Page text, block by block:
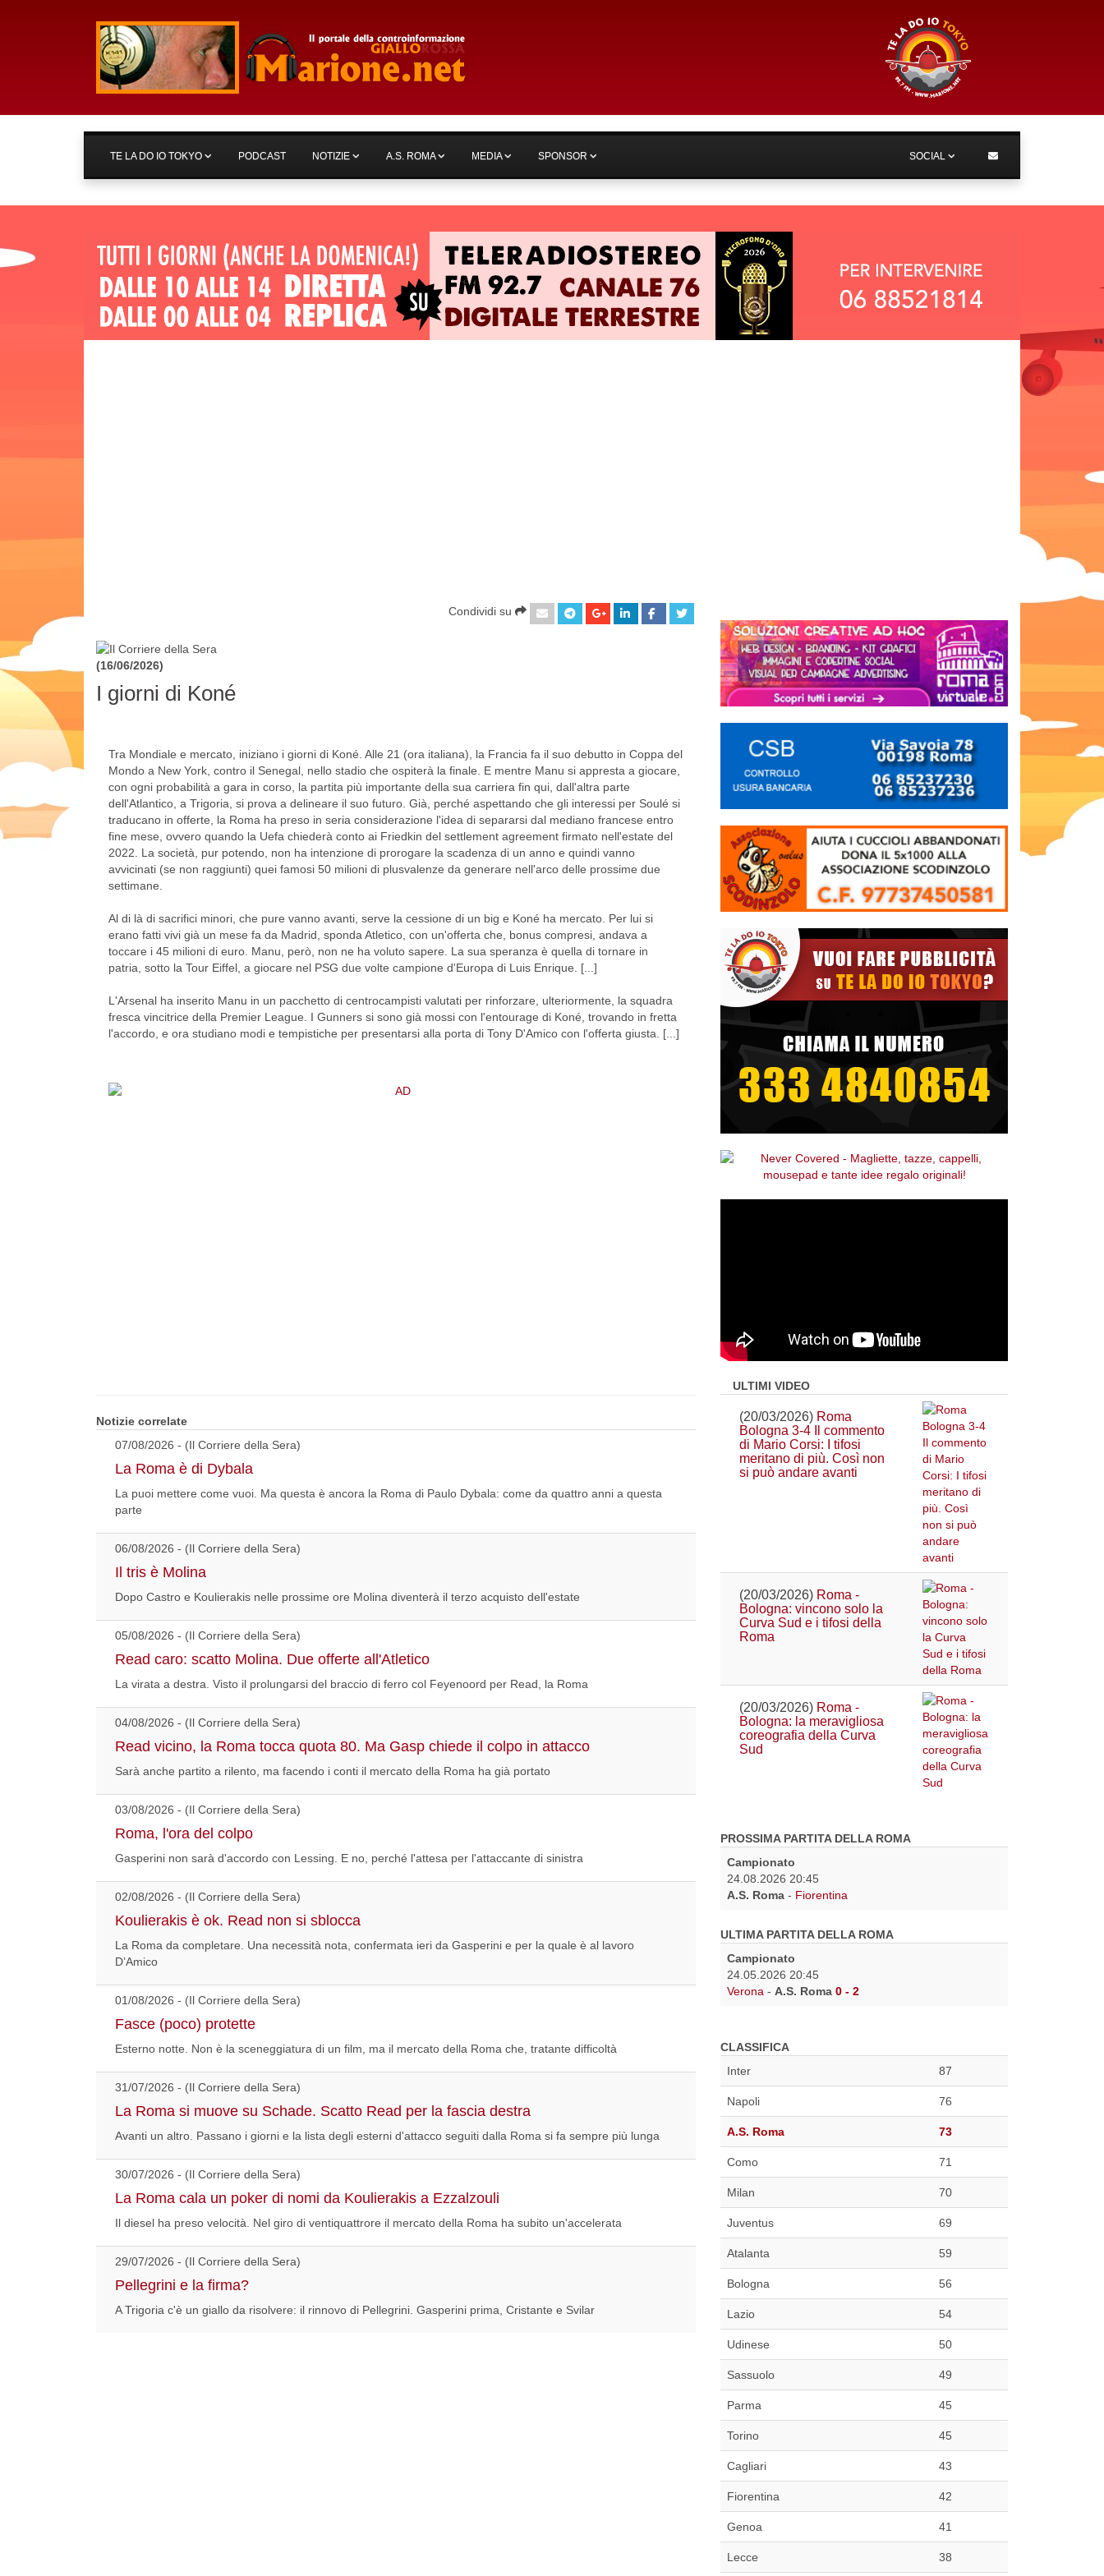
TE LA DO IO TOKYO PODCAST NOTIZIE A.S. ROMA MEDIA SPONSOR SOCIAL
Condividi su
(16/06/2026)
I giorni di Koné
Tra Mondiale e mercato, iniziano i giorni di Koné. Alle 21 (ora italiana), la Francia fa il suo debutto in Coppa del
Mondo a New York, contro il Senegal, nello stadio che ospiterà la finale. E mentre Manu si appresta a giocare,
con ogni probabilità a gara in corso, la partita più importante della sua carriera fin qui, dall'altra parte
dell'Atlantico, a Trigoria, si prova a delineare il suo futuro. Già, perché aspettando che gli interessi per Soulé si
traducano in offerte, la Roma ha preso in seria considerazione l'idea di separarsi dal mediano francese entro
fine mese, ovvero quando la Uefa chiederà conto ai Friedkin del settlement agreement firmato nell'estate del
2022. La società, pur potendo, non ha intenzione di prorogare la scadenza di un anno e quindi vanno
avvicinati (se non raggiunti) quei famosi 50 milioni di plusvalenze da generare nell'arco delle prossime due
settimane.
Al di là di sacrifici minori, che pure vanno avanti, serve la cessione di un big e Koné ha mercato. Per lui si
erano fatti vivi già un mese fa da Madrid, sponda Atletico, con un'offerta che, bonus compresi, andava a
toccare i 45 milioni di euro. Manu, però, non ne ha voluto sapere. La sua speranza è quella di tornare in
patria, sotto la Tour Eiffel, a giocare nel PSG due volte campione d'Europa di Luis Enrique. [...]
L'Arsenal ha inserito Manu in un pacchetto di centrocampisti valutati per rinforzare, ulteriormente, la squadra
fresca vincitrice della Premier League. I Gunners si sono già mossi con l'entourage di Koné, trovando in fretta
l'accordo, e ora studiano modi e tempistiche per presentarsi alla porta di Tony D'Amico con l'offerta giusta. [...]
Notizie correlate
07/08/2026 - (Il Corriere della Sera)
La Roma è di Dybala
La puoi mettere come vuoi. Ma questa è ancora la Roma di Paulo Dybala: come da quattro anni a questa
parte
06/08/2026 - (Il Corriere della Sera)
Il tris è Molina
Dopo Castro e Koulierakis nelle prossime ore Molina diventerà il terzo acquisto dell'estate
05/08/2026 - (Il Corriere della Sera)
Read caro: scatto Molina. Due offerte all'Atletico
La virata a destra. Visto il prolungarsi del braccio di ferro col Feyenoord per Read, la Roma
04/08/2026 - (Il Corriere della Sera)
Read vicino, la Roma tocca quota 80. Ma Gasp chiede il colpo in attacco
Sarà anche partito a rilento, ma facendo i conti il mercato della Roma ha già portato
03/08/2026 - (Il Corriere della Sera)
Roma, l'ora del colpo
Gasperini non sarà d'accordo con Lessing. E no, perché l'attesa per l'attaccante di sinistra
02/08/2026 - (Il Corriere della Sera)
Koulierakis è ok. Read non si sblocca
La Roma da completare. Una necessità nota, confermata ieri da Gasperini e per la quale è al lavoro
D’Amico
01/08/2026 - (Il Corriere della Sera)
Fasce (poco) protette
Esterno notte. Non è la sceneggiatura di un film, ma il mercato della Roma che, tratante difficoltà
31/07/2026 - (Il Corriere della Sera)
La Roma si muove su Schade. Scatto Read per la fascia destra
Avanti un altro. Passano i giorni e la lista degli esterni d'attacco seguiti dalla Roma si fa sempre più lunga
30/07/2026 - (Il Corriere della Sera)
La Roma cala un poker di nomi da Koulierakis a Ezzalzouli
Il diesel ha preso velocità. Nel giro di ventiquattrore il mercato della Roma ha subito un'accelerata
29/07/2026 - (Il Corriere della Sera)
Pellegrini e la firma?
A Trigoria c'è un giallo da risolvere: il rinnovo di Pellegrini. Gasperini prima, Cristante e Svilar
ULTIMI VIDEO
(20/03/2026) Roma
Bologna 3-4 Il commento
di Mario Corsi: I tifosi
meritano di più. Così non
si può andare avanti
(20/03/2026) Roma -
Bologna: vincono solo la
Curva Sud e i tifosi della
Roma
(20/03/2026) Roma -
Bologna: la meravigliosa
coreografia della Curva
Sud
PROSSIMA PARTITA DELLA ROMA
Campionato
24.08.2026 20:45
A.S. Roma - Fiorentina
ULTIMA PARTITA DELLA ROMA
Campionato
24.05.2026 20:45
Verona - A.S. Roma 0 - 2
CLASSIFICA
Inter
87
Napoli 76
A.S. Roma 73
Como 71
Milan 70
Juventus 69
Atalanta 59
Bologna 56
Lazio 54
Udinese 50
Sassuolo 49
Parma 45
Torino 45
Cagliari 43
Fiorentina 42
Genoa 41
Lecce 38